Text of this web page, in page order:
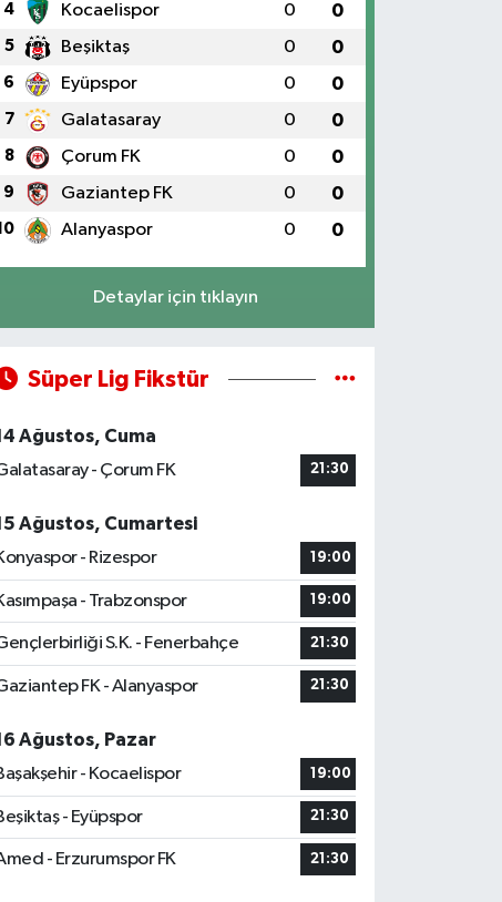
4 Kocaelispor 0 0
5 Beşiktaş 0 0
6 Eyüpspor 0 0
7 Galatasaray 0 0
8 Çorum FK 0 0
9 Gaziantep FK 0 0
Alanyaspor 0 0
Detaylar için tıklayın
Süper Lig Fikstür
Ağustos, Cuma
- Çorum FK
21:30
Ağustos, Cumartesi
- Rizespor
19:00
- Trabzonspor 19:00
S.K. - Fenerbahçe 21:30
FK - Alanyaspor 21:30
Ağustos, Pazar
- Kocaelispor
19:00
- Eyüpspor 21:30
- Erzurumspor FK 21:30